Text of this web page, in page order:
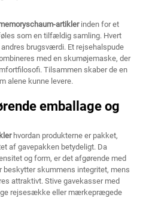
artikler inden for et
som en tilfældig samling. Hvert
brugsværdi. Et rejsehalspude
med en skumøjemaske, der
Tilsammen skaber de en
alene kunne levere.
emballage og
hvordan produkterne er pakket,
af gavepakken betydeligt. Da
og form, er det afgørende med
skummens integritet, mens
attraktivt. Stive gavekasser med
rejsesække eller mærkeprægede